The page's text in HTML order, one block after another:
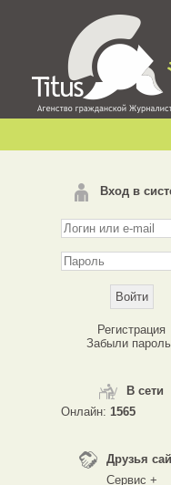
Вход в
Регистрация
Забыли
В сети
Онлайн: 1565
Друзья
Сервис +